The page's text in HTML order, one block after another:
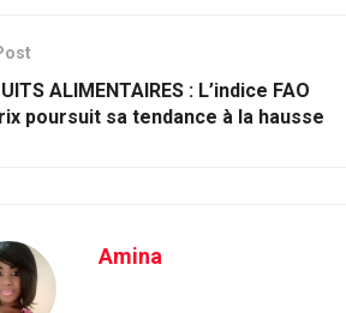
ALIMENTAIRES : L’indice FAO
poursuit sa tendance à la hausse
Amina